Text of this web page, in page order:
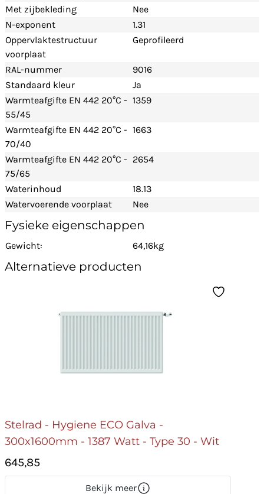
Met zijbekleding
Nee
N-exponent
1.31
Oppervlaktestructuur
voorplaat
Geprofileerd
RAL-nummer
9016
Standaard kleur
Ja
Warmteafgifte EN 442 20°C -
55/45
1359
Warmteafgifte EN 442 20°C -
70/40
1663
Warmteafgifte EN 442 20°C -
75/65
2654
Waterinhoud
18.13
Watervoerende voorplaat
Nee
Fysieke eigenschappen
Gewicht: 64,16kg
Alternatieve producten
Stelrad - Hygiene ECO Galva -
300x1600mm - 1387 Watt - Type 30 - Wit
645,85
Bekijk meer